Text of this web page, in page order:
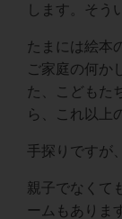
します。そう
たまには絵本
ご家庭の何か
た、こどもた
ら、これ以上
手探りですが
親子でなくて
ームもありま